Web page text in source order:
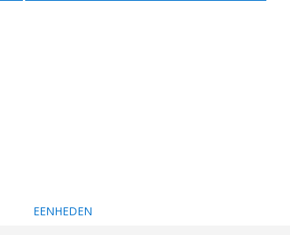
EENHEDEN